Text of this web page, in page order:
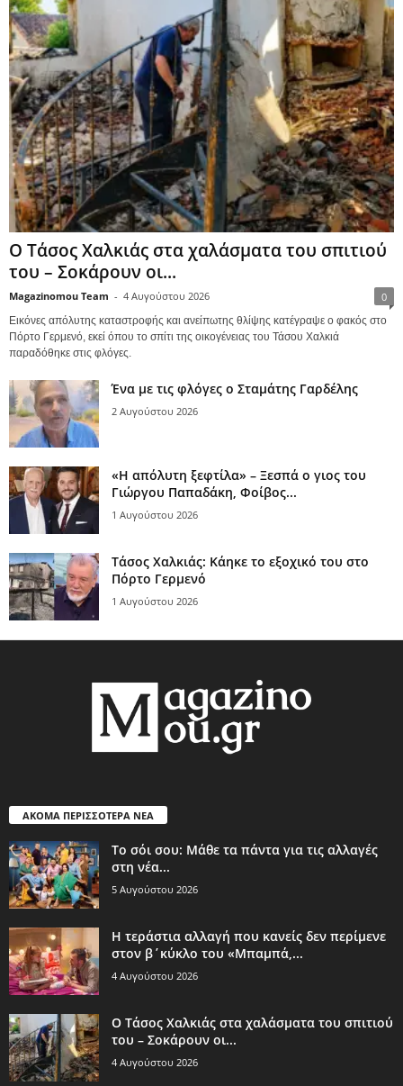
Ο Τάσος Χαλκιάς στα χαλάσματα του σπιτιού
του – Σοκάρουν οι...
Magazinomou Team - 4 Αυγούστου 2026 0
Εικόνες απόλυτης καταστροφής και ανείπωτης θλίψης κατέγραψε ο φακός στο
Πόρτο Γερμενό, εκεί όπου το σπίτι της οικογένειας του Τάσου Χαλκιά
παραδόθηκε στις φλόγες.
Ένα με τις φλόγες ο Σταμάτης Γαρδέλης
2 Αυγούστου 2026
«Η απόλυτη ξεφτίλα» – Ξεσπά ο γιος του
Γιώργου Παπαδάκη, Φοίβος...
1 Αυγούστου 2026
Τάσος Χαλκιάς: Κάηκε το εξοχικό του στο
Πόρτο Γερμενό
1 Αυγούστου 2026
ΑΚΟΜΑ ΠΕΡΙΣΣΟΤΕΡΑ ΝΕΑ
Το σόι σου: Μάθε τα πάντα για τις αλλαγές
στη νέα...
5 Αυγούστου 2026
Η τεράστια αλλαγή που κανείς δεν περίμενε
στον β΄κύκλο του «Μπαμπά,...
4 Αυγούστου 2026
Ο Τάσος Χαλκιάς στα χαλάσματα του σπιτιού
του – Σοκάρουν οι...
4 Αυγούστου 2026